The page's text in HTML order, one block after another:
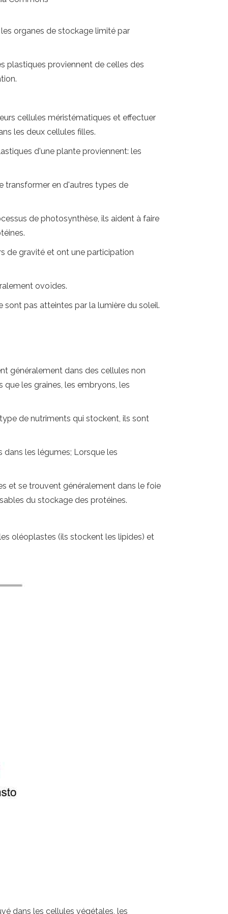
organes de stockage limité par
plastiques proviennent de celles des
cellules méristématiques et effectuer
les deux cellules filles.
d'une plante proviennent: les
transformer en d'autres types de
de photosynthèse, ils aident à faire
de gravité et ont une participation
ovoïdes.
sont pas atteintes par la lumière du soleil.
généralement dans des cellules non
les graines, les embryons, les
de nutriments qui stockent, ils sont
les légumes; Lorsque les
et se trouvent généralement dans le foie
du stockage des protéines.
oléoplastes (ils stockent les lipides) et
dans les cellules végétales, les